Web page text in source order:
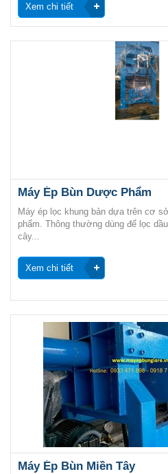
Xem chi tiết
Máy Ép Bùn Dược Phẩm
Máy ép lọc khung bản dựa trên cơ
phẩm. Thông thường dùng để lọc
cây...
Xem chi tiết
Máy Ép Bùn Miền Tây